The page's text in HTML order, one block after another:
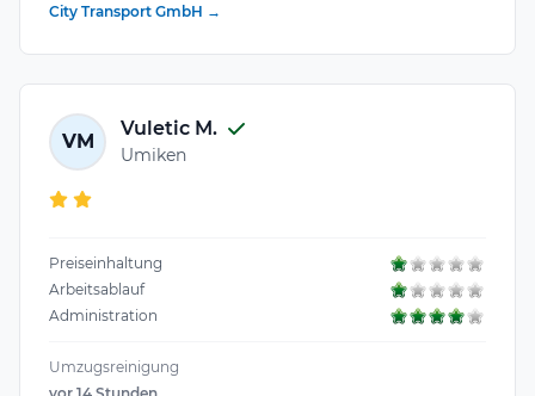
City Transport GmbH →
VM
Vuletic M.
Umiken
Preiseinhaltung
Arbeitsablauf
Administration
Umzugsreinigung